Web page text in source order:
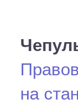
на